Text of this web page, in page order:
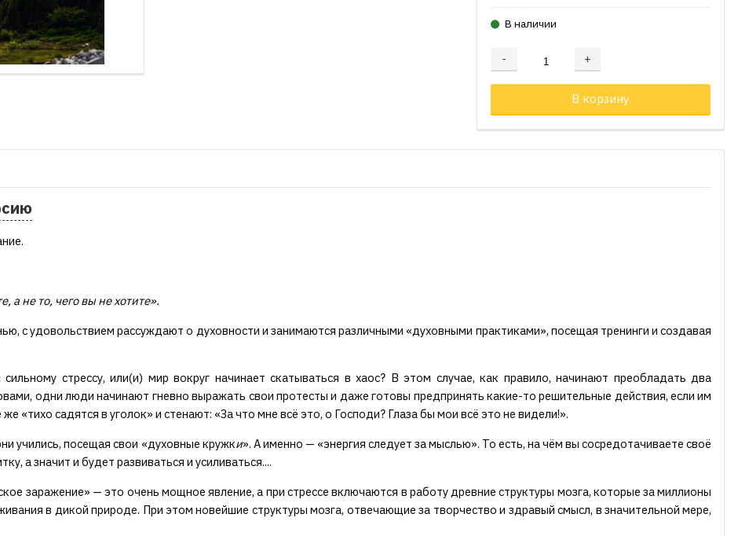
В наличии
- +
Добавляется...
В корзину
Добавлен
а не то, чего вы не хотите».
с удовольствием рассуждают о духовности и занимаются различными «духовными практиками», посещая тренинги и создавая
стрессу, или(и) мир вокруг начинает скатываться в хаос? В этом случае, как правило, начинают преобладать два
одни люди начинают гневно выражать свои протесты и даже готовы предпринять какие-то решительные действия, если им
«тихо садятся в уголок» и стенают: «За что мне всё это, о Господи? Глаза бы мои всё это не видели!».
учились, посещая свои «духовные кружки». А именно — «энергия следует за мыслью». То есть, на чём вы сосредотачиваете своё
а значит и будет развиваться и усиливаться....
заражение» — это очень мощное явление, а при стрессе включаются в работу древние структуры мозга, которые за миллионы
в дикой природе. При этом новейшие структуры мозга, отвечающие за творчество и здравый смысл, в значительной мере,